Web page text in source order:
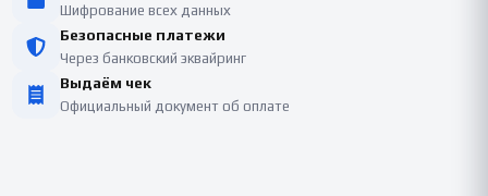
Шифрование всех данных
Безопасные платежи
Через банковский эквайринг
Выдаём чек
Официальный документ об оплате